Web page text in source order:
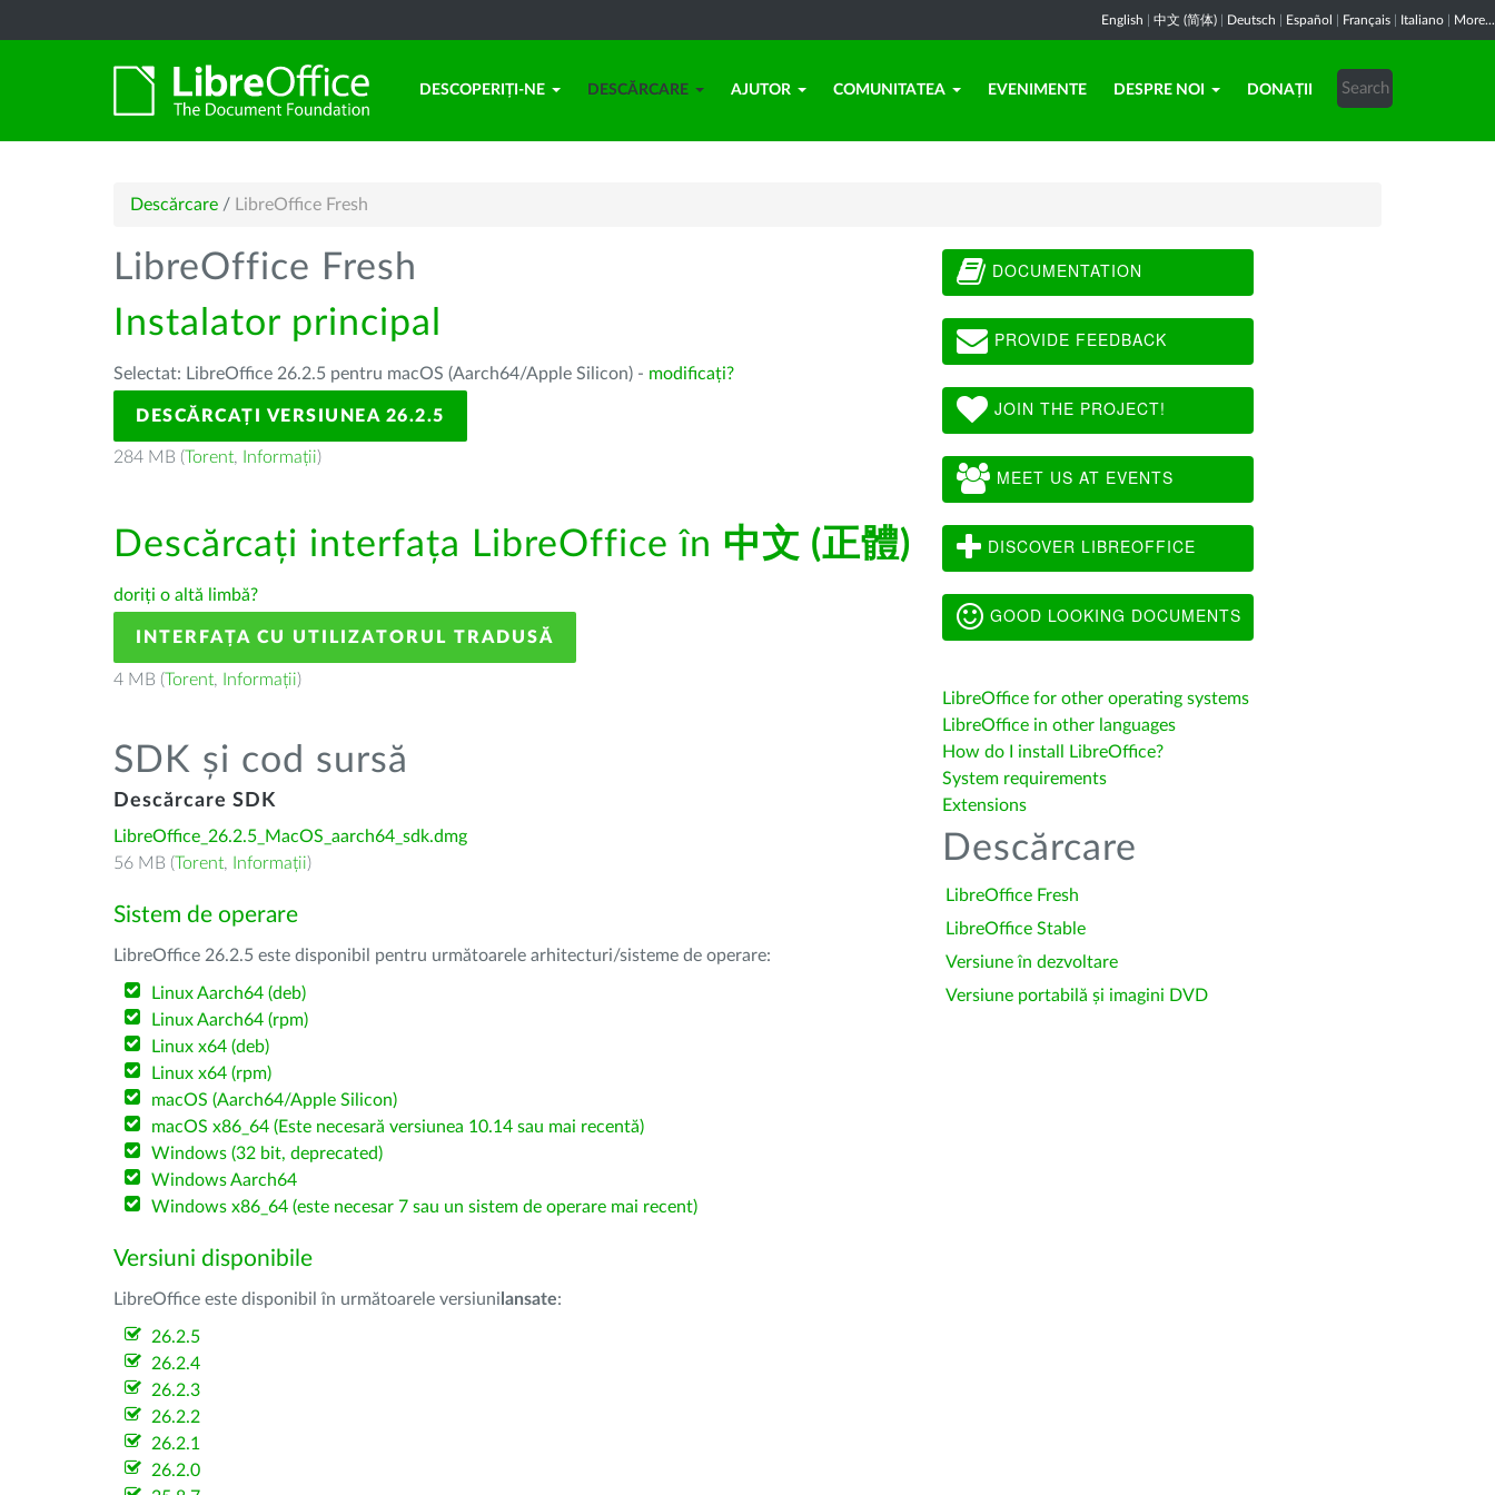
English 中文 (简体) Deutsch Español Français Italiano More...
DESCOPERIȚI-NE DESCĂRCARE AJUTOR COMUNITATEA EVENIMENTE DESPRE NOI DONAȚII
Descărcare / LibreOffice Fresh
LibreOffice Fresh
Instalator principal
Selectat: LibreOffice 26.2.5 pentru macOS (Aarch64/Apple Silicon) - modificați?
DESCĂRCAȚI VERSIUNEA 26.2.5
284 MB (Torent, Informații)
Descărcați interfața LibreOffice în 中文 (正體)
doriți o altă limbă?
INTERFAȚA CU UTILIZATORUL TRADUSĂ
4 MB (Torent, Informații)
SDK și cod sursă
Descărcare SDK
LibreOffice_26.2.5_MacOS_aarch64_sdk.dmg
56 MB (Torent, Informații)
Sistem de operare
LibreOffice 26.2.5 este disponibil pentru următoarele arhitecturi/sisteme de operare:
Linux Aarch64 (deb)
Linux Aarch64 (rpm)
Linux x64 (deb)
Linux x64 (rpm)
macOS (Aarch64/Apple Silicon)
macOS x86_64 (Este necesară versiunea 10.14 sau mai recentă)
Windows (32 bit, deprecated)
Windows Aarch64
Windows x86_64 (este necesar 7 sau un sistem de operare mai recent)
Versiuni disponibile
LibreOffice este disponibil în următoarele versiuni lansate:
26.2.5
26.2.4
26.2.3
26.2.2
26.2.1
26.2.0
DOCUMENTATION
PROVIDE FEEDBACK
JOIN THE PROJECT!
MEET US AT EVENTS
DISCOVER LIBREOFFICE
GOOD LOOKING DOCUMENTS
LibreOffice for other operating systems
LibreOffice in other languages
How do I install LibreOffice?
System requirements
Extensions
Descărcare
LibreOffice Fresh
LibreOffice Stable
Versiune în dezvoltare
Versiune portabilă și imagini DVD